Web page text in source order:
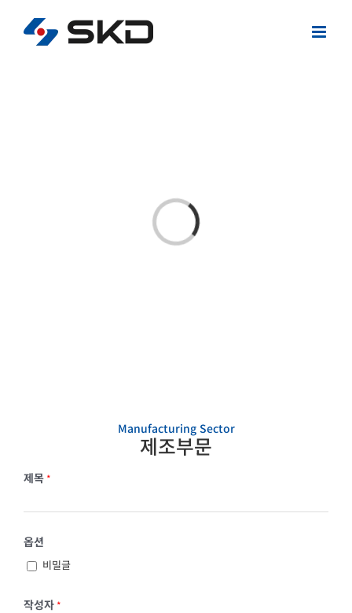
Loading...
Manufacturing Sector
제조부문
제목 *
옵션
비밀글
작성자 *